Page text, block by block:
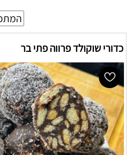
כדורי שוקולד פרווה פתי בר